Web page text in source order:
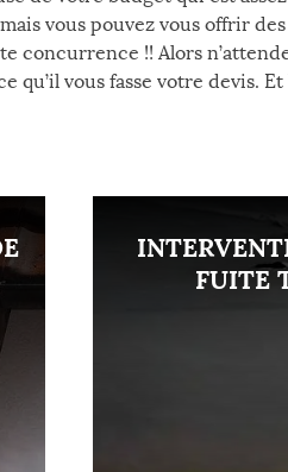
vous pouvez vous offrir
concurrence !! Alors
vous fasse votre devis. Et
FUITE